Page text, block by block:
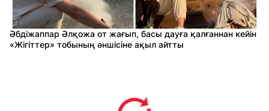
Әбдіжаппар Әлқожа от жағып, басы дауға қалғаннан кейін
«Жігіттер» тобының әншісіне ақыл айтты